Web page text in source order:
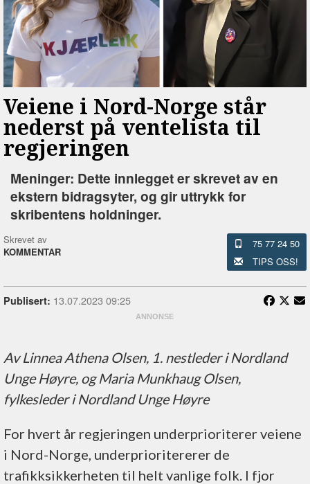
Veiene i Nord-Norge står
nederst på ventelista til
regjeringen
Meninger: Dette innlegget er skrevet av en
ekstern bidragsyter, og gir uttrykk for
skribentens holdninger.
Skrevet av
KOMMENTAR
75 77 24 50
TIPS OSS!
Publisert: 13.07.2023 09:25
Av Linnea Athena Olsen, 1. nestleder i Nordland
Unge Høyre, og Maria Munkhaug Olsen,
fylkesleder i Nordland Unge Høyre
For hvert år regjeringen underprioriterer veiene
i Nord-Norge, underprioritererer de
trafikksikkerheten til helt vanlige folk. I fjor